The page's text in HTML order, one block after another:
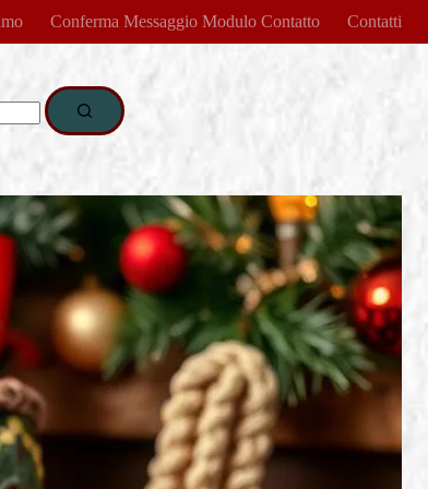
Conferma Messaggio Modulo Contatto Contatti